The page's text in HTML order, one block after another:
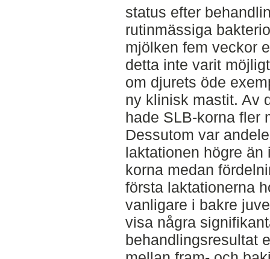
status efter
rutinmässiga
mjölken fem veckor
detta inte varit
om djurets öde
ny klinisk mastit. Av
hade SLB-korna fler
Dessutom var
laktationen högre
korna medan
första laktationerna
vanligare i bakre
visa några
behandlingsresultat